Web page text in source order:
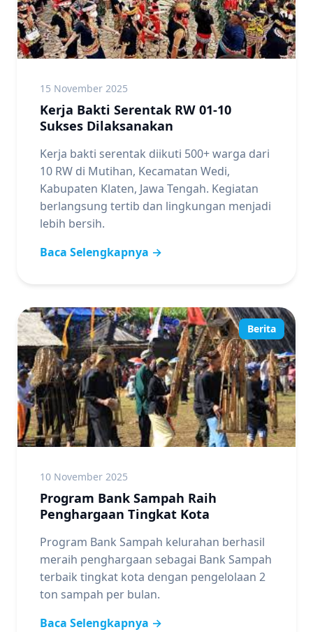
15 November 2025
Kerja Bakti Serentak RW 01-10
Sukses Dilaksanakan
Kerja bakti serentak diikuti 500+ warga dari
10 RW di Mutihan, Kecamatan Wedi,
Kabupaten Klaten, Jawa Tengah. Kegiatan
berlangsung tertib dan lingkungan menjadi
lebih bersih.
Baca Selengkapnya →
Berita
10 November 2025
Program Bank Sampah Raih
Penghargaan Tingkat Kota
Program Bank Sampah kelurahan berhasil
meraih penghargaan sebagai Bank Sampah
terbaik tingkat kota dengan pengelolaan 2
ton sampah per bulan.
Baca Selengkapnya →